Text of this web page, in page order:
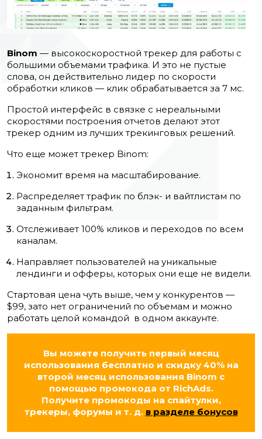
Binom — высокоскоростной трекер для работы с
большими объемами трафика. И это не пустые
слова, он действительно лидер по скорости
обработки кликов — клик обрабатывается за 7 мс.
Простой интерфейс в связке с нереальными
скоростями построения отчетов делают этот
трекер одним из лучших трекинговых решений.
Что еще может трекер Binom:
Экономит время на масштабирование.
Распределяет трафик по блэк- и вайтлистам по
заданным фильтрам.
Отслеживает 100% кликов и переходов по всем
каналам.
Направляет пользователей на уникальные
лендинги и офферы, которых они еще не видели.
Стартовая цена чуть выше, чем у конкурентов —
$99, зато нет ограничений по объемам и можно
работать целой командой в одном аккаунте.
Вы можете получить первый месяц
использования бесплатно и скидку 40% на
второй месяц использования Binom с
помощью промокода от RichAds.
Получите промокоды на спайтулки,
трекеры, форумы и т. д. в разделе бонусов